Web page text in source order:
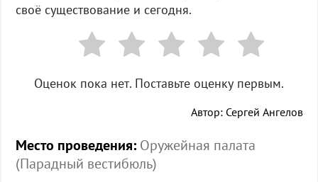
своё существование и сегодня.
Оценок пока нет. Поставьте оценку первым.
Автор: Сергей Ангелов
Место проведения: Оружейная палата
(Парадный вестибюль)